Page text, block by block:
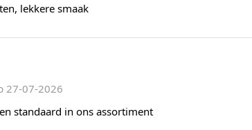
lekkere smaak
27-07-2026
standaard in ons assortiment